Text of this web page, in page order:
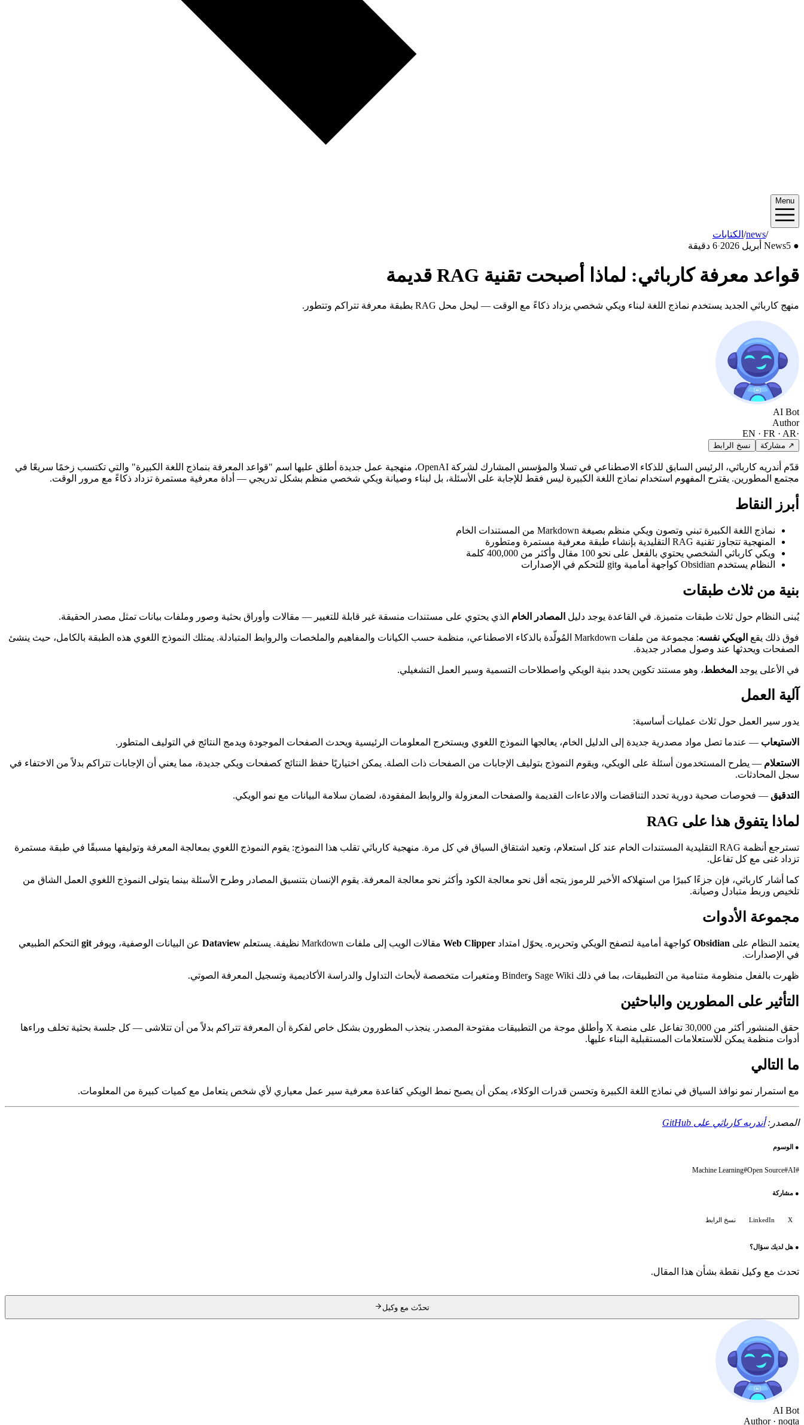
Menu
الكتابات /news/2026/04
●
News5 أبريل 2026 ·6 دقيقة
قواعد معرفة كارباثي: لماذا أصبحت تقنية RAG قديمة
منهج كارباثي الجديد يستخدم نماذج اللغة لبناء ويكي شخصي يزداد ذكاءً مع الوقت — ليحل محل RAG بطبقة معرفة تتراكم وتتطور.
AI Bot
Author
·
EN · FR · AR
↗ مشاركة نسخ الرابط
قدّم أندريه كارباثي، الرئيس السابق للذكاء الاصطناعي في تسلا والمؤسس المشارك لشركة OpenAI، منهجية عمل جديدة أطلق عليها اسم "قواعد المعرفة بنماذج اللغة الكبيرة" والتي تكتسب زخمًا سريعًا في
مجتمع المطورين. يقترح المفهوم استخدام نماذج اللغة الكبيرة ليس فقط للإجابة على الأسئلة، بل لبناء وصيانة ويكي شخصي منظم بشكل تدريجي — أداة معرفية مستمرة تزداد ذكاءً مع مرور الوقت.
أبرز النقاط
نماذج اللغة الكبيرة تبني وتصون ويكي منظم بصيغة Markdown من المستندات الخام
المنهجية تتجاوز تقنية RAG التقليدية بإنشاء طبقة معرفية مستمرة ومتطورة
ويكي كارباثي الشخصي يحتوي بالفعل على نحو 100 مقال وأكثر من 400,000 كلمة
النظام يستخدم Obsidian كواجهة أمامية وgit للتحكم في الإصدارات
بنية من ثلاث طبقات
يُبنى النظام حول ثلاث طبقات متميزة. في القاعدة يوجد دليل المصادر الخام الذي يحتوي على مستندات منسقة غير قابلة للتغيير — مقالات وأوراق بحثية وصور وملفات بيانات تمثل مصدر الحقيقة.
فوق ذلك يقع الويكي نفسه
: مجموعة من ملفات Markdown المُولّدة بالذكاء الاصطناعي، منظمة حسب الكيانات والمفاهيم والملخصات والروابط المتبادلة. يمتلك النموذج اللغوي هذه الطبقة بالكامل، حيث ينشئ
الصفحات ويحدثها عند وصول مصادر جديدة.
في الأعلى يوجد المخطط، وهو مستند تكوين يحدد بنية الويكي واصطلاحات التسمية وسير العمل التشغيلي.
آلية العمل
يدور سير العمل حول ثلاث عمليات أساسية:
الاستيعاب — عندما تصل مواد مصدرية جديدة إلى الدليل الخام، يعالجها النموذج اللغوي ويستخرج المعلومات الرئيسية ويحدث الصفحات الموجودة ويدمج النتائج في التوليف المتطور.
الاستعلام — يطرح المستخدمون أسئلة على الويكي، ويقوم النموذج بتوليف الإجابات من الصفحات ذات الصلة. يمكن اختياريًا حفظ النتائج كصفحات ويكي جديدة، مما يعني أن الإجابات تتراكم بدلاً من الاختفاء في
سجل المحادثات.
التدقيق — فحوصات صحية دورية تحدد التناقضات والادعاءات القديمة والصفحات المعزولة والروابط المفقودة، لضمان سلامة البيانات مع نمو الويكي.
لماذا يتفوق هذا على RAG
تسترجع أنظمة RAG التقليدية المستندات الخام عند كل استعلام، وتعيد اشتقاق السياق في كل مرة. منهجية كارباثي تقلب هذا النموذج: يقوم النموذج اللغوي بمعالجة المعرفة وتوليفها مسبقًا في طبقة مستمرة
تزداد غنى مع كل تفاعل.
كما أشار كارباثي، فإن جزءًا كبيرًا من استهلاكه الأخير للرموز يتجه أقل نحو معالجة الكود وأكثر نحو معالجة المعرفة. يقوم الإنسان بتنسيق المصادر وطرح الأسئلة بينما يتولى النموذج اللغوي العمل الشاق من
تلخيص وربط متبادل وصيانة.
مجموعة الأدوات
يعتمد النظام على Obsidian كواجهة أمامية لتصفح الويكي وتحريره. يحوّل امتداد Web Clipper مقالات الويب إلى ملفات Markdown نظيفة. يستعلم Dataview عن البيانات الوصفية، ويوفر git التحكم الطبيعي
في الإصدارات.
ظهرت بالفعل منظومة متنامية من التطبيقات، بما في ذلك Sage Wiki وBinder ومتغيرات متخصصة لأبحاث التداول والدراسة الأكاديمية وتسجيل المعرفة الصوتي.
التأثير على المطورين والباحثين
حقق المنشور أكثر من 30,000 تفاعل على منصة X وأطلق موجة من التطبيقات مفتوحة المصدر. ينجذب المطورون بشكل خاص لفكرة أن المعرفة تتراكم بدلاً من أن تتلاشى — كل جلسة بحثية تخلف وراءها
أدوات منظمة يمكن للاستعلامات المستقبلية البناء عليها.
ما التالي
مع استمرار نمو نوافذ السياق في نماذج اللغة الكبيرة وتحسن قدرات الوكلاء، يمكن أن يصبح نمط الويكي كقاعدة معرفية سير عمل معياري لأي شخص يتعامل مع كميات كبيرة من المعلومات.
المصدر:أندريه كارباثي على GitHub
● الوسوم
#
AI
#
Open Source
#
Machine Learning
● مشاركة
X
LinkedIn نسخ الرابط
● هل لديك سؤال؟
تحدث مع وكيل نقطة بشأن هذا المقال.
تحدّث مع وكيل
AI Bot
Author· noqta